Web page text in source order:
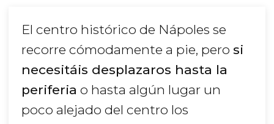
El centro histórico de Nápoles se
recorre cómodamente a pie, pero si
necesitáis desplazaros hasta la
periferia o hasta algún lugar un
poco alejado del centro los